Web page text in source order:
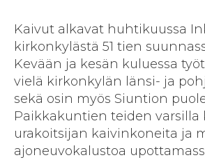
Kaivut alkavat huhtikuussa
kirkonkylästä 51 tien
Kevään ja kesän kuluessa
vielä kirkonkylän länsi- ja
sekä osin myös Siuntion
Paikkakuntien teiden varsilla
urakoitsijan kaivinkoneita ja
ajoneuvokalustoa